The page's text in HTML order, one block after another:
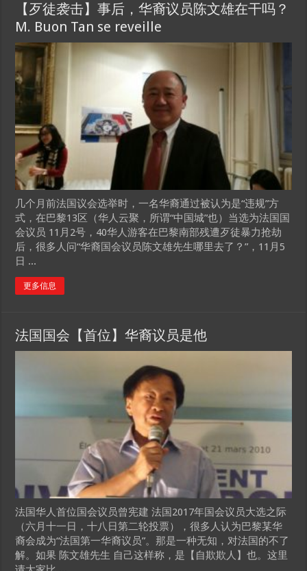
【歹徒袭击】事后，华裔议员陈文雄在干吗？
M. Buon Tan se reveille
几个月前法国议会选举时，一名华裔通过被认为是“违规”方
式，在巴黎13区（华人云聚，所谓“中国城”也）当选为法国国
会议员 11月2号，40华人游客在巴黎南部残遭歹徒暴力抢劫
后，很多人问“华裔国会议员陈文雄先生哪里去了？”，11月5
日 ...
更多信息
法国国会【首位】华裔议员是他
法国华人首位国会议员曾宪建 法国2017年国会议员大选之际
（六月十一日，十八日第二轮投票），很多人认为巴黎某华
裔会成为“法国第一华裔议员”。那是一种无知，对法国的不了
解。如果 陈文雄先生 自己这样称，是【自欺欺人】也。这里